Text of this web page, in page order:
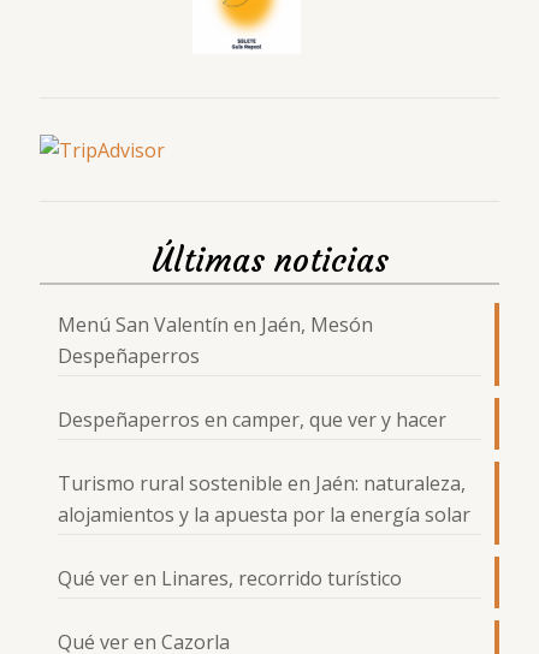
Últimas noticias
Menú San Valentín en Jaén, Mesón
Despeñaperros
Despeñaperros en camper, que ver y hacer
Turismo rural sostenible en Jaén: naturaleza,
alojamientos y la apuesta por la energía solar
Qué ver en Linares, recorrido turístico
Qué ver en Cazorla